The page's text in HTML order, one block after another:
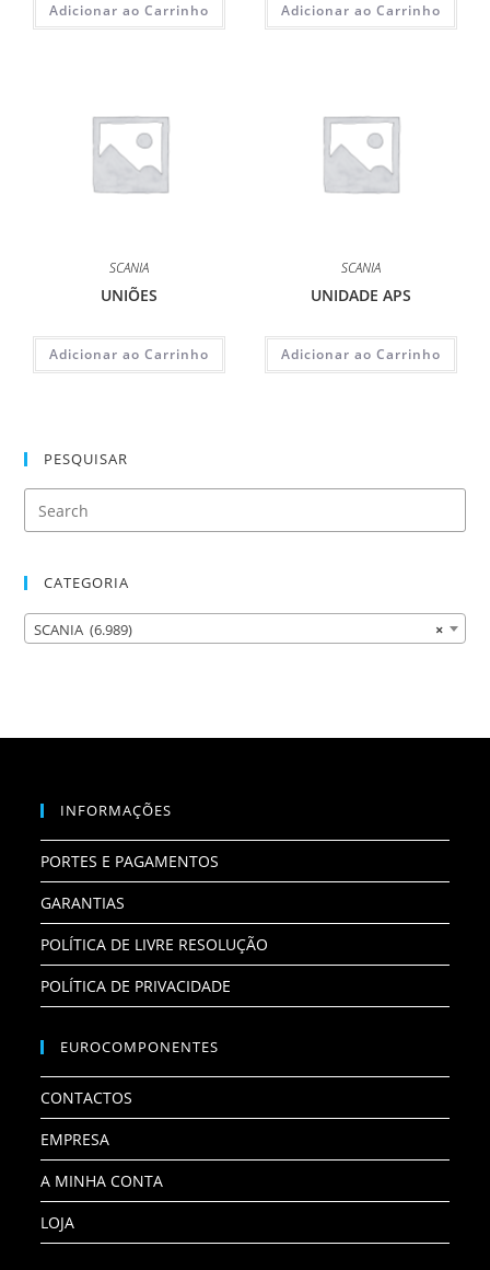
Adicionar ao Carrinho Adicionar ao Carrinho
SCANIA
UNIÕES
Adicionar ao Carrinho
SCANIA
UNIDADE APS
Adicionar ao Carrinho
PESQUISAR
CATEGORIA
×
SCANIA (6.989)
INFORMAÇÕES
PORTES E PAGAMENTOS
GARANTIAS
POLÍTICA DE LIVRE RESOLUÇÃO
POLÍTICA DE PRIVACIDADE
EUROCOMPONENTES
CONTACTOS
EMPRESA
A MINHA CONTA
LOJA